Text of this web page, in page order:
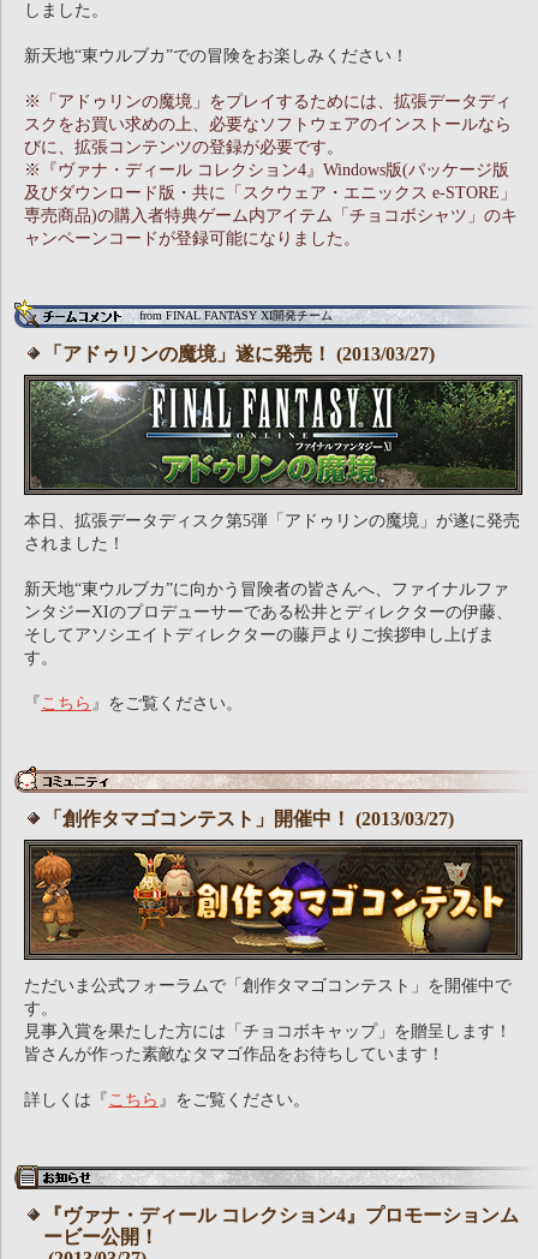
しました。
新天地“東ウルブカ”での冒険をお楽しみください！
※「アドゥリンの魔境」をプレイするためには、拡張データディ
スクをお買い求めの上、必要なソフトウェアのインストールなら
びに、拡張コンテンツの登録が必要です。
※『ヴァナ・ディール コレクション4』Windows版(パッケージ版
及びダウンロード版・共に「スクウェア・エニックス e-STORE」
専売商品)の購入者特典ゲーム内アイテム「チョコボシャツ」のキ
ャンペーンコードが登録可能になりました。
from FINAL FANTASY XI開発チーム
「アドゥリンの魔境」遂に発売！ (2013/03/27)
本日、拡張データディスク第5弾「アドゥリンの魔境」が遂に発売
されました！
新天地“東ウルブカ”に向かう冒険者の皆さんへ、ファイナルファ
ンタジーXIのプロデューサーである松井とディレクターの伊藤、
そしてアソシエイトディレクターの藤戸よりご挨拶申し上げま
す。
『 こちら 』をご覧ください。
「創作タマゴコンテスト」開催中！ (2013/03/27)
ただいま公式フォーラムで「創作タマゴコンテスト」を開催中で
す。
見事入賞を果たした方には「チョコボキャップ」を贈呈します！
皆さんが作った素敵なタマゴ作品をお待ちしています！
詳しくは『 こちら 』をご覧ください。
『ヴァナ・ディール コレクション4』プロモーションム
ービー公開！